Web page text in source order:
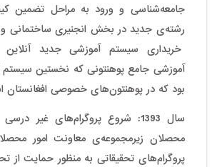
جامعه‌شناسی و ورود به مراحل تضمین
رشته‌ی جدید در بخش انجنیری ساختمانی و
خریداری سیستم آموزشی جدید آنلاین
آموزشی جامع پوهنتونی که نخستین سیستم
بود که در پوهنتون‌های خصوصی افغانستان
سال 1393
: شروع پروگرام­‌های غیر
محصلان زیرمجموعه‌ی معاونت امور
پروگرام­‌های تحقیقاتی به منظور حمایت از